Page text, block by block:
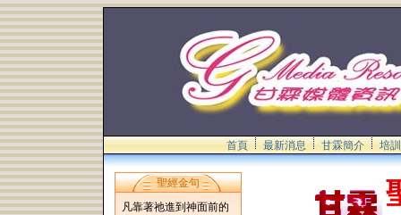
首頁 最新消息 甘霖簡介 培
聖經金句
凡靠著祂進到神面前的